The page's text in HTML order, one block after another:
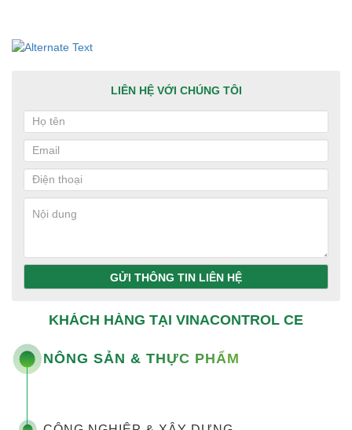
LIÊN HỆ VỚI CHÚNG TÔI
GỬI THÔNG TIN LIÊN HỆ
KHÁCH HÀNG TẠI VINACONTROL CE
NÔNG SẢN & THỰC PHẨM